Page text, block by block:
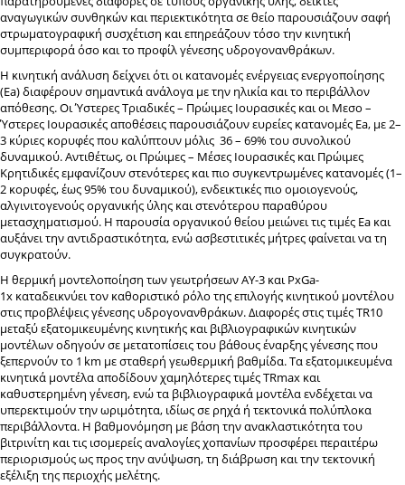
αναγωγικών συνθηκών και περιεκτικότητα σε θείο παρουσιάζουν σαφή
στρωματογραφική συσχέτιση και επηρεάζουν τόσο την κινητική
συμπεριφορά όσο και το προφίλ γένεσης υδρογονανθράκων.
Η κινητική ανάλυση δείχνει ότι οι κατανομές ενέργειας ενεργοποίησης
(Ea) διαφέρουν σημαντικά ανάλογα με την ηλικία και το περιβάλλον
απόθεσης. Οι Ύστερες Τριαδικές – Πρώιμες Ιουρασικές και οι Μεσο –
Ύστερες Ιουρασικές αποθέσεις παρουσιάζουν ευρείες κατανομές Ea, με 2–
3 κύριες κορυφές που καλύπτουν μόλις 36 – 69% του συνολικού
δυναμικού. Αντιθέτως, οι Πρώιμες – Μέσες Ιουρασικές και Πρώιμες
Κρητιδικές εμφανίζουν στενότερες και πιο συγκεντρωμένες κατανομές (1–
2 κορυφές, έως 95% του δυναμικού), ενδεικτικές πιο ομοιογενούς,
αλγινιτογενούς οργανικής ύλης και στενότερου παραθύρου
μετασχηματισμού. Η παρουσία οργανικού θείου μειώνει τις τιμές Ea και
αυξάνει την αντιδραστικότητα, ενώ ασβεστιτικές μήτρες φαίνεται να τη
συγκρατούν.
Η θερμική μοντελοποίηση των γεωτρήσεων AY-3 και PxGa-
1x καταδεικνύει τον καθοριστικό ρόλο της επιλογής κινητικού μοντέλου
στις προβλέψεις γένεσης υδρογονανθράκων. Διαφορές στις τιμές TR10
μεταξύ εξατομικευμένης κινητικής και βιβλιογραφικών κινητικών
μοντέλων οδηγούν σε μετατοπίσεις του βάθους έναρξης γένεσης που
ξεπερνούν το 1 km με σταθερή γεωθερμική βαθμίδα. Τα εξατομικευμένα
κινητικά μοντέλα αποδίδουν χαμηλότερες τιμές TRmax και
καθυστερημένη γένεση, ενώ τα βιβλιογραφικά μοντέλα ενδέχεται να
υπερεκτιμούν την ωριμότητα, ιδίως σε ρηχά ή τεκτονικά πολύπλοκα
περιβάλλοντα. Η βαθμονόμηση με βάση την ανακλαστικότητα του
βιτρινίτη και τις ισομερείς αναλογίες χοπανίων προσφέρει περαιτέρω
περιορισμούς ως προς την ανύψωση, τη διάβρωση και την τεκτονική
εξέλιξη της περιοχής μελέτης.